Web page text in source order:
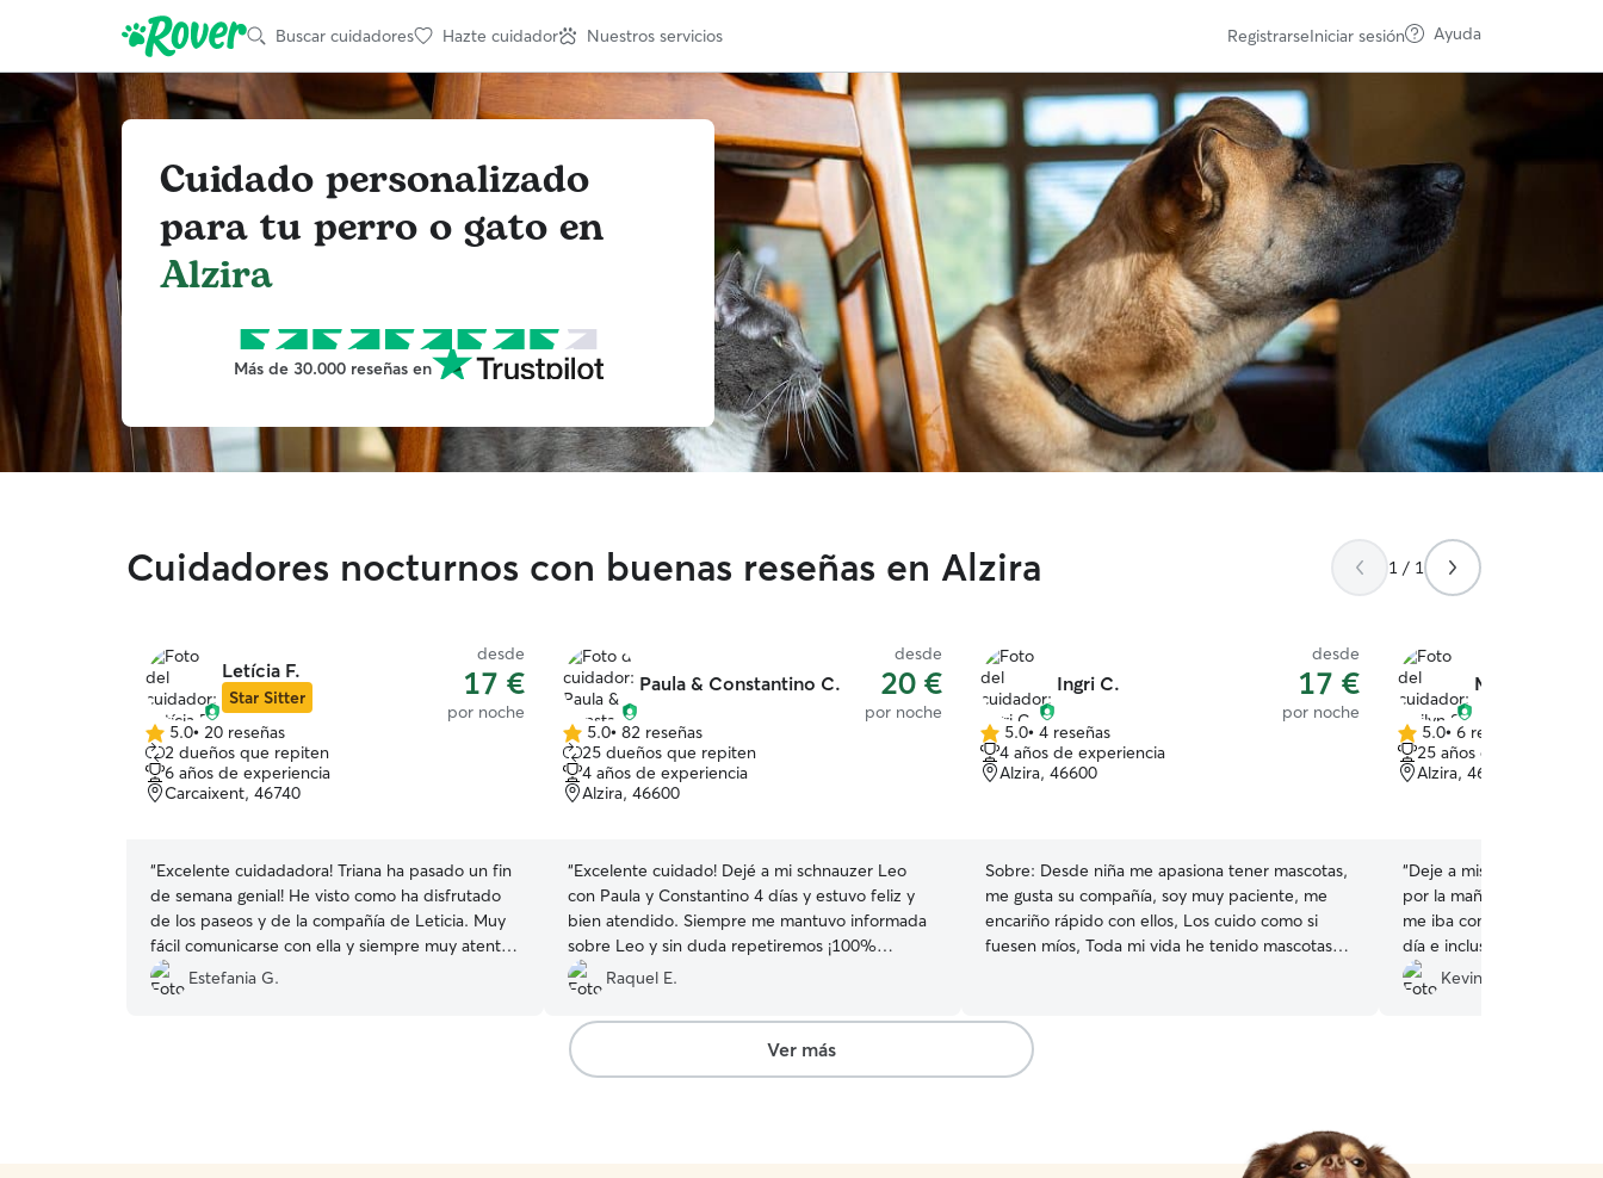
Buscar cuidadores Hazte cuidador Nuestros servicios RegistrarseIniciar sesión Ayuda
Cuidado personalizado
para tu perro o gato en
Alzira
Más de 30.000 reseñas en
Cuidadores nocturnos con buenas reseñas en Alzira 1 / 1
Letícia F.
Star Sitter
desde
17 €
por noche
5.0
de
5
estrellas
5.0• 20 reseñas
2 dueños que repiten
6 años de experiencia
Carcaixent, 46740
“Excelente cuidadadora! Triana ha pasado un fin
de semana genial! He visto como ha disfrutado
de los paseos y de la compañía de Leticia. Muy
fácil comunicarse con ella y siempre muy atenta
a enviarnos reportes con fotos y videos que
disfrutamos enormemente. Atenta, responsable,
Estefania G.
Paula & Constantino C.
desde
20 €
por noche
5.0
de
5
estrellas
5.0• 82 reseñas
25 dueños que repiten
4 años de experiencia
Alzira, 46600
“Excelente cuidado! Dejé a mi schnauzer Leo
con Paula y Constantino 4 días y estuvo feliz y
bien atendido. Siempre me mantuvo informada
sobre Leo y sin duda repetiremos ¡100%
recomendada!
Raquel E.
Ingri C.
desde
17 €
por noche
5.0
de
5
5.0• 4 reseñas
4 años de experiencia
Alzira, 46600
Sobre: Desde niña me apasiona tener mascotas,
me gusta su compañía, soy muy paciente, me
encariño rápido con ellos, Los cuido como si
fuesen míos, Toda mi vida he tenido mascotas
fines de semana, vacaciones en fin, no habría
ningún problema con ello Entrega total a ellos,
cuando suelo jugar con ellos, procuro siempre
Mailyn S.
5.0
de
5
5.0• 6 reseñas
25 años de experiencia
Alzira, 46600
“Deje a mis 2 mascotas
por la mañana y
me iba contando qué tal
día e incluso me iba
yo estuviera tranquilo,
recomiendo y volveré a
Kevin M.
Ver más